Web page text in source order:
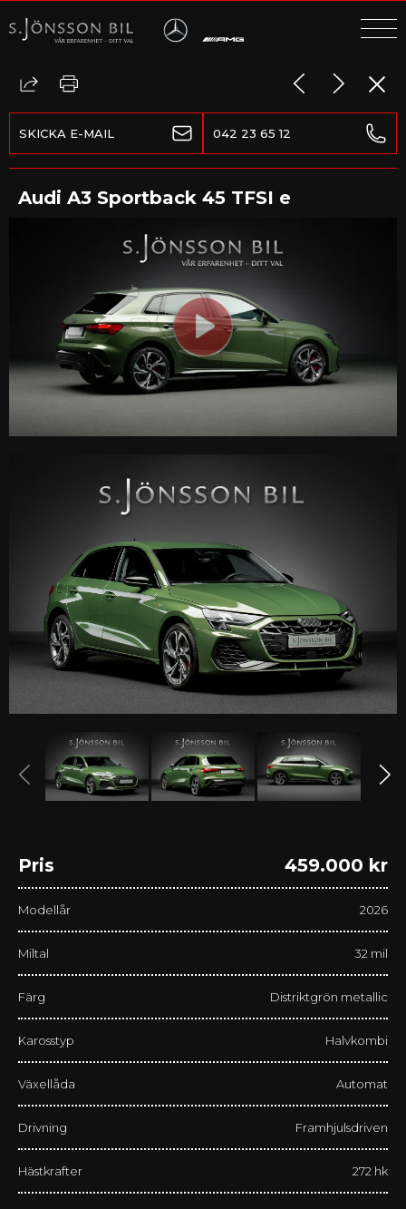
MENY
DÖLJ
SKICKA E-MAIL 042 23 65 12
Audi A3 Sportback 45 TFSI e
Pris 459.000 kr
Modellår 2026
Miltal 32 mil
Färg Distriktgrön metallic
Karosstyp Halvkombi
Växellåda Automat
Drivning Framhjulsdriven
Hästkrafter 272 hk